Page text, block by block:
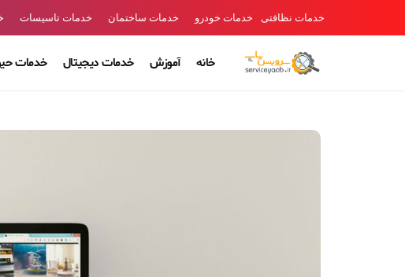
خدمات نظافتی خدمات خودرو خدمات ساختمان خدمات تاسیسات
خانه آموزش خدمات دیجیتال خدمات